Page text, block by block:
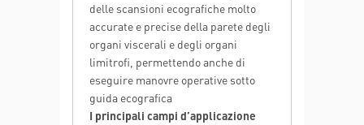
delle scansioni ecografiche molto
accurate e precise della parete degli
organi viscerali e degli organi
limitrofi, permettendo anche di
eseguire manovre operative sotto
guida ecografica
I principali campi d’applicazione